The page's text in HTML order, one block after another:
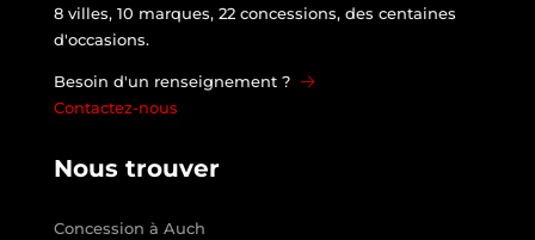
8 villes, 10 marques, 22 concessions, des centaines
d'occasions.
Besoin d'un renseignement ?
Contactez-nous
Nous trouver
Concession à Auch